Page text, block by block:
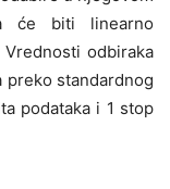
će biti linearno
odbiraka
preko standardnog
podataka i 1 stop